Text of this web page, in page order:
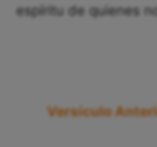
espíritu de quienes
Versículo